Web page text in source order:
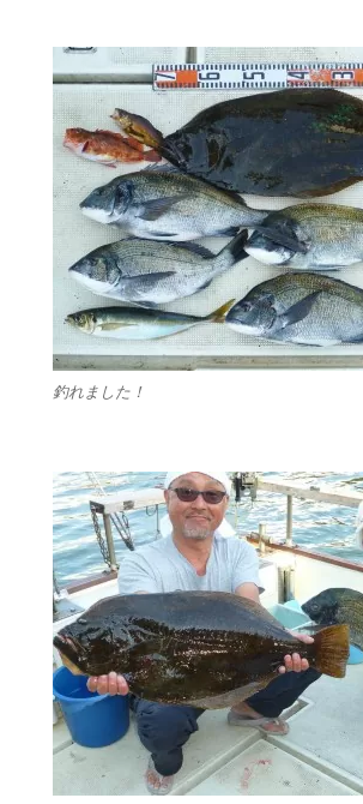
釣れました！